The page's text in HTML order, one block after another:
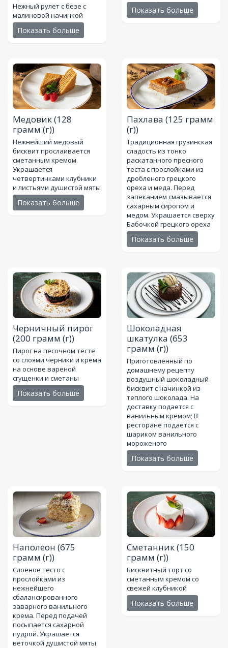
Нежный рулет с безе с
малиновой начинкой
Показать больше
Показать больше
Медовик(128
грамм (г))
Нежнейший медовый
бисквит прослаивается
сметанным кремом.
Украшается
четвертинками клубники
и листьями душистой мяты
Показать больше
Пахлава (125 грамм
(г))
Традиционная грузинская
сладость из тонко
раскатанного пресного
теста с прослойками из
дробленого грецкого
ореха и меда. Перед
запеканием смазывается
сахарным сиропом и
медом. Украшается сверху
Бабочкой грецкого ореха
Показать больше
Черничный пирог
(200 грамм (г))
Пирог на песочном тесте
со слоями черники и крема
на основе вареной
сгущенки и сметаны
Показать больше
Шоколадная
шкатулка (653
грамм (г))
Приготовленный по
домашнему рецепту
воздушный шоколадный
бисквит с начинкой из
теплого шоколада. На
доставку подается с
ванильным кремом; В
ресторане подается с
шариком ванильного
мороженого
Показать больше
Наполеон (675
грамм (г))
Слоёное тесто с
прослойками из
нежнейшего
сбалансированного
заварного ванильного
крема. Перед подачей
посыпается сахарной
пудрой. Украшается
веточкой душистой мяты
Сметанник(150
грамм (г))
Бисквитный торт со
сметанным кремом со
свежей клубникой
Показать больше